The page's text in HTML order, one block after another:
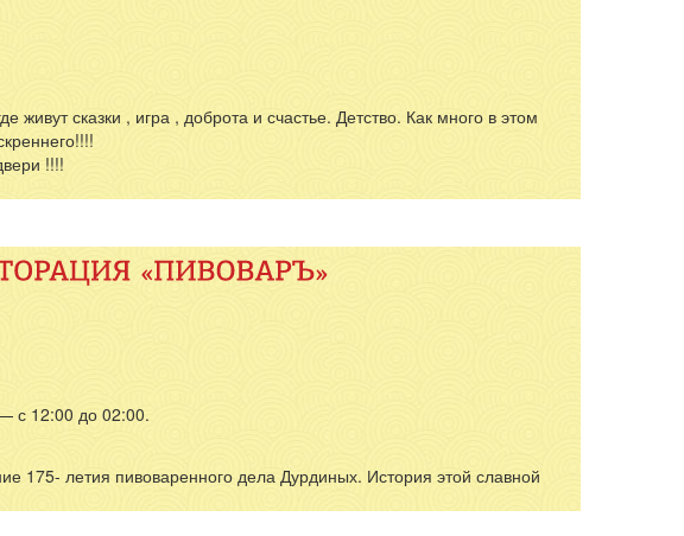
сказки , игра , доброта и счастье. Детство. Как много в этом
!!!!
с 12:00 до 02:00.
175- летия пивоваренного дела Дурдиных. История этой славной